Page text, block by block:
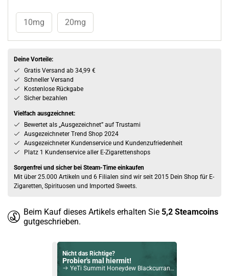
10mg 20mg
Deine Vorteile:
Gratis Versand ab 34,99 €
Schneller Versand
Kostenlose Rückgabe
Sicher bezahlen
Vielfach ausgzeichnet:
Bewertet als „Ausgezeichnet” auf Trustami
Ausgezeichneter Trend Shop 2024
Ausgezeichneter Kundenservice und Kundenzufriedenheit
Platz 1 Kundenservice aller E-Zigarettenshops
Sorgenfrei und sicher bei Steam-Time einkaufen
Mit über 25.000 Artikeln und 6 Filialen sind wir seit 2015 Dein Shop für E-
Zigaretten, Spirituosen und Imported Sweets.
Beim Kauf dieses Artikels erhalten Sie 5,2 Steamcoins
gutgeschrieben.
Nicht das Richtige?
Probier's mal hiermit!
YeTi Summit Honeydew Blackcurrant Ice NicSalt Liquid 10ml / 10mg